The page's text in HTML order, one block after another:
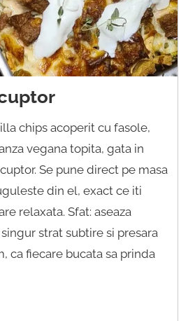
chips acoperit cu fasole,
vegana topita, gata in
Se pune direct pe masa
din el, exact ce iti
relaxata. Sfat: aseaza
strat subtire si presara
ca fiecare bucata sa prinda